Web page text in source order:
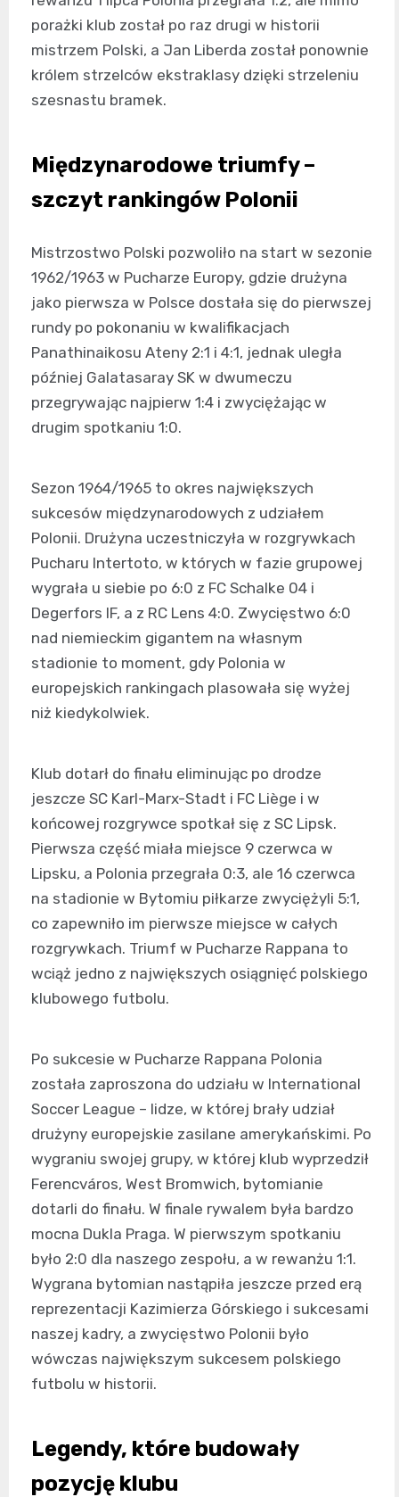
porażki klub został po raz drugi w historii
mistrzem Polski, a Jan Liberda został ponownie
królem strzelców ekstraklasy dzięki strzeleniu
szesnastu bramek.
Międzynarodowe triumfy –
szczyt rankingów Polonii
Mistrzostwo Polski pozwoliło na start w sezonie
1962/1963 w Pucharze Europy, gdzie drużyna
jako pierwsza w Polsce dostała się do pierwszej
rundy po pokonaniu w kwalifikacjach
Panathinaikosu Ateny 2:1 i 4:1, jednak uległa
później Galatasaray SK w dwumeczu
przegrywając najpierw 1:4 i zwyciężając w
drugim spotkaniu 1:0.
Sezon 1964/1965 to okres największych
sukcesów międzynarodowych z udziałem
Polonii. Drużyna uczestniczyła w rozgrywkach
Pucharu Intertoto, w których w fazie grupowej
wygrała u siebie po 6:0 z FC Schalke 04 i
Degerfors IF, a z RC Lens 4:0. Zwycięstwo 6:0
nad niemieckim gigantem na własnym
stadionie to moment, gdy Polonia w
europejskich rankingach plasowała się wyżej
niż kiedykolwiek.
Klub dotarł do finału eliminując po drodze
jeszcze SC Karl-Marx-Stadt i FC Liège i w
końcowej rozgrywce spotkał się z SC Lipsk.
Pierwsza część miała miejsce 9 czerwca w
Lipsku, a Polonia przegrała 0:3, ale 16 czerwca
na stadionie w Bytomiu piłkarze zwyciężyli 5:1,
co zapewniło im pierwsze miejsce w całych
rozgrywkach. Triumf w Pucharze Rappana to
wciąż jedno z największych osiągnięć polskiego
klubowego futbolu.
Po sukcesie w Pucharze Rappana Polonia
została zaproszona do udziału w International
Soccer League – lidze, w której brały udział
drużyny europejskie zasilane amerykańskimi. Po
wygraniu swojej grupy, w której klub wyprzedził
Ferencváros, West Bromwich, bytomianie
dotarli do finału. W finale rywalem była bardzo
mocna Dukla Praga. W pierwszym spotkaniu
było 2:0 dla naszego zespołu, a w rewanżu 1:1.
Wygrana bytomian nastąpiła jeszcze przed erą
reprezentacji Kazimierza Górskiego i sukcesami
naszej kadry, a zwycięstwo Polonii było
wówczas największym sukcesem polskiego
futbolu w historii.
Legendy, które budowały
pozycję klubu